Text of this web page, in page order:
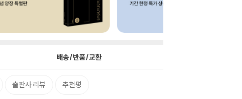
배송/반품/교환
출판사 리뷰 추천평